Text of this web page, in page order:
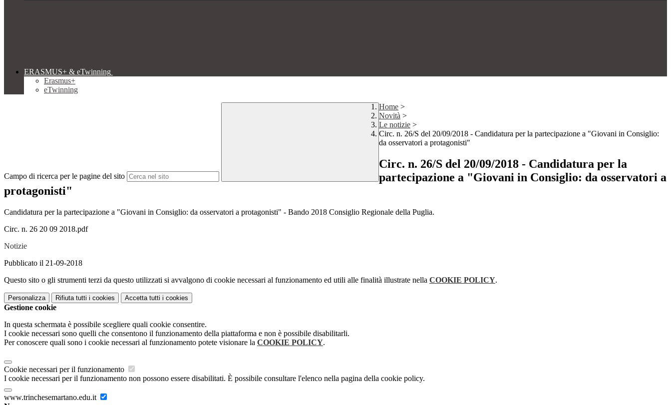
ERASMUS+ & eTwinning
Erasmus+
eTwinning
Campo di ricerca per le pagine del sito
Home >
Novità >
Le notizie >
Circ. n. 26/S del 20/09/2018 - Candidatura per la partecipazione a "Giovani in Consiglio:
da osservatori a protagonisti"
Circ. n. 26/S del 20/09/2018 - Candidatura per la
partecipazione a "Giovani in Consiglio: da osservatori a
protagonisti"
Candidatura per la partecipazione a "Giovani in Consiglio: da osservatori a protagonisti" - Bando 2018 Consiglio Regionale della Puglia.
Circ. n. 26 20 09 2018.pdf
Notizie
Pubblicato il 21-09-2018
Questo sito o gli strumenti terzi da questo utilizzati si avvalgono di cookie necessari al funzionamento ed utili alle finalità illustrate nella COOKIE POLICY.
Personalizza Rifiuta tutti i cookies Accetta tutti i cookies
Gestione cookie
In questa schermata è possibile scegliere quali cookie consentire.
I cookie necessari sono quelli che consentono il funzionamento della piattaforma e non è possibile disabilitarli.
Per conoscere quali sono i cookie necessari al funzionamento potete visionare la COOKIE POLICY.
Cookie necessari per il funzionamento
I cookie necessari per il funzionamento non possono essere disabilitati. È possibile consultare l'elenco nella pagina della cookie policy.
www.trinchesemartano.edu.it